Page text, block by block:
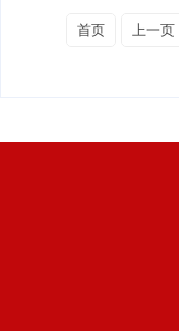
首页 上一页